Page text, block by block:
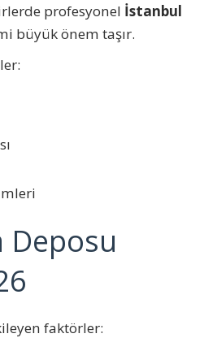
profesyonel İstanbul
büyük önem taşır.
Deposu
faktörler: